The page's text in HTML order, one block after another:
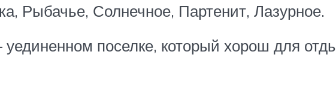
Рыбачье, Солнечное, Партенит, Лазурное.
поселке, который хорош для